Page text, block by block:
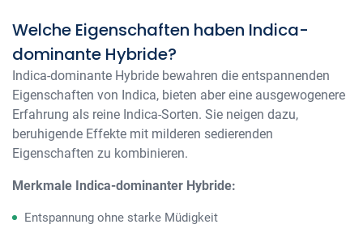
Welche Eigenschaften haben Indica-
dominante Hybride?
Indica-dominante Hybride bewahren die entspannenden
Eigenschaften von Indica, bieten aber eine ausgewogenere
Erfahrung als reine Indica-Sorten. Sie neigen dazu,
beruhigende Effekte mit milderen sedierenden
Eigenschaften zu kombinieren.
Merkmale Indica-dominanter Hybride:
Entspannung ohne starke Müdigkeit